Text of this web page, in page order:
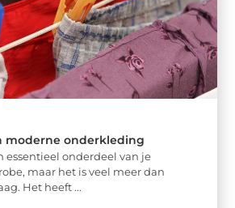
moderne onderkleding
essentieel onderdeel van je
maar het is veel meer dan
Het heeft ...